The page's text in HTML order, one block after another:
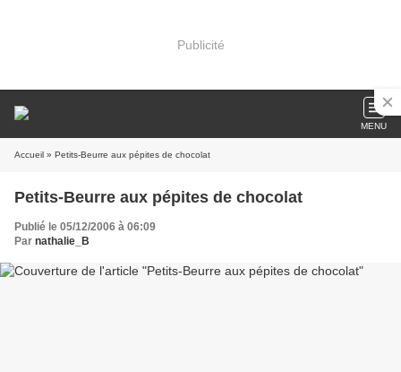
Publicité
MENU
Accueil » Petits-Beurre aux pépites de chocolat
Petits-Beurre aux pépites de chocolat
Publié le 05/12/2006 à 06:09
Par nathalie_B